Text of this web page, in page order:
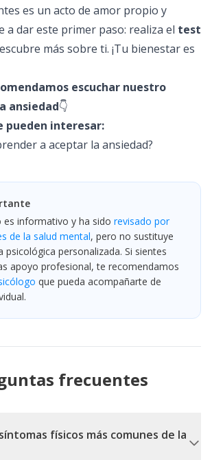
es un acto de amor propio y
a dar este primer paso: realiza el test
más sobre ti. ¡Tu bienestar es
escuchar nuestro
ansiedad👇
pueden interesar:
a aceptar la ansiedad?
es informativo y ha sido revisado por
de la salud mental, pero no sustituye
psicológica personalizada. Si sientes
apoyo profesional, te recomendamos
que pueda acompañarte de
frecuentes
físicos más comunes de la